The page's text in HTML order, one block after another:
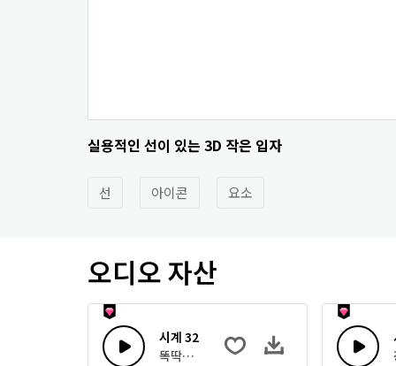
실용적인 선이 있는 3D 작은 입자
선 아이콘 요소
오디오 자산
시계 32
똑딱거리는 시계